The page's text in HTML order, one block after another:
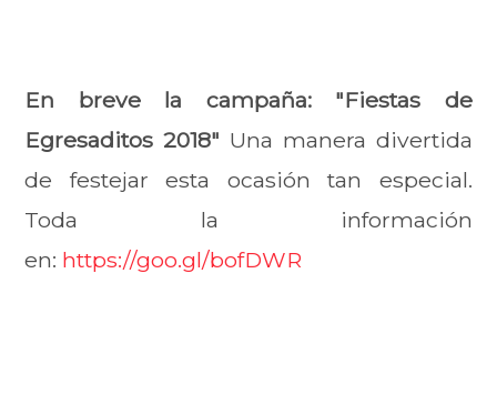
En breve la campaña: "Fiestas de
Egresaditos 2018" Una manera divertida
de festejar esta ocasión tan especial.
Toda la información
en: https://goo.gl/bofDWR